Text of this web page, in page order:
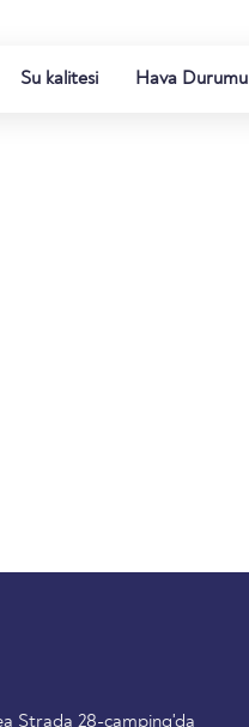
Su kalitesi Hava Durumu
Strada 28-camping'da